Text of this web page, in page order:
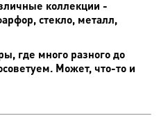
коллекции -
стекло, металл,
где много разного до
Может, что-то и